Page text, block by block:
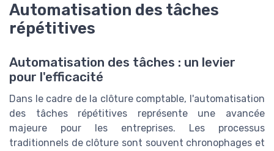
Automatisation des tâches
répétitives
Automatisation des tâches : un levier
pour l'efficacité
Dans le cadre de la clôture comptable, l'automatisation
des tâches répétitives représente une avancée
majeure pour les entreprises. Les processus
traditionnels de clôture sont souvent chronophages et